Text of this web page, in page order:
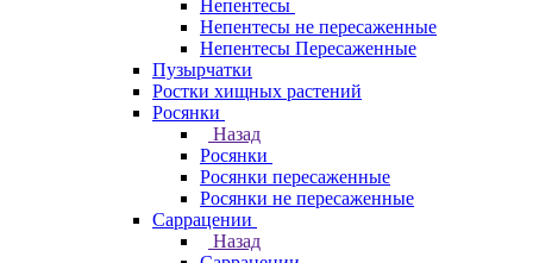
Непентесы
Непентесы не пересаженные
Непентесы Пересаженные
Пузырчатки
Ростки хищных растений
Росянки
Назад
Росянки
Росянки пересаженные
Росянки не пересаженные
Саррацении
Назад